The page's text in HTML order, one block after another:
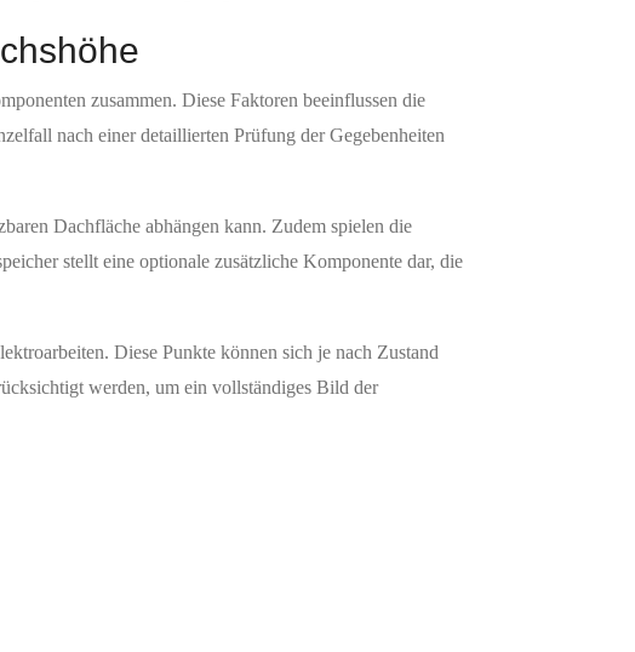
zusammen. Diese Faktoren beeinflussen die
nach einer detaillierten Prüfung der Gegebenheiten
Dachfläche abhängen kann. Zudem spielen die
stellt eine optionale zusätzliche Komponente dar, die
Diese Punkte können sich je nach Zustand
werden, um ein vollständiges Bild der